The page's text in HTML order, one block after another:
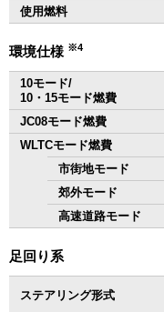
使用燃料
環境仕様 ※4
10モード/
10・15モード燃費
JC08モード燃費
WLTCモード燃費
市街地モード
郊外モード
高速道路モード
足回り系
ステアリング形式